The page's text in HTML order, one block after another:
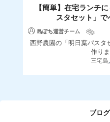
【簡単】在宅ランチ
スタセット」で
島ぽち運営チーム
西野農園の「明日葉パスタ
作り
三宅島,
ブロ